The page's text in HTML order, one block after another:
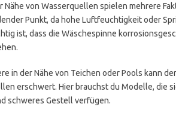
von Wasserquellen spielen mehrere
Punkt, da hohe Luftfeuchtigkeit oder
ist, dass die Wäschespinne
in der Nähe von Teichen oder Pools kann
erschwert. Hier brauchst du Modelle, die
schweres Gestell verfügen.